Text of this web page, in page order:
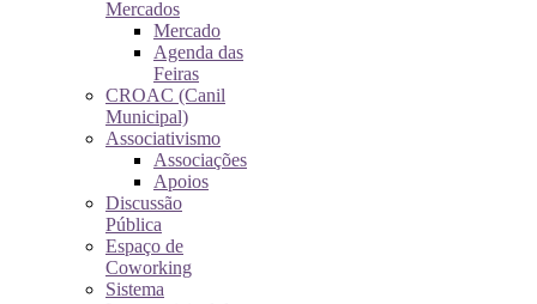
Mercados
Mercado
Agenda das
Feiras
CROAC (Canil
Municipal)
Associativismo
Associações
Apoios
Discussão
Pública
Espaço de
Coworking
Sistema